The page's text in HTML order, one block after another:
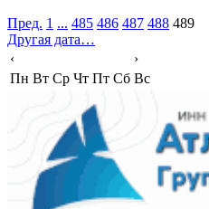
Пред. 1 ... 485 486 487 488 489
Другая дата…
‹
›
Пн Вт Ср Чт Пт Сб Вс